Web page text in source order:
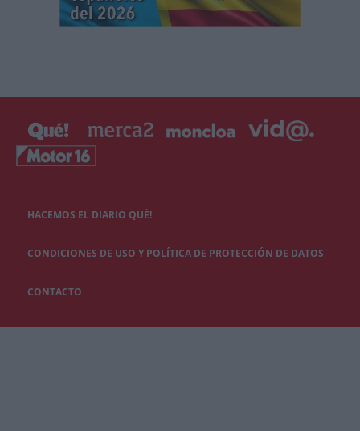
HACEMOS EL DIARIO QUÉ!
CONDICIONES DE USO Y POLÍTICA DE PROTECCIÓN DE DATOS
CONTACTO